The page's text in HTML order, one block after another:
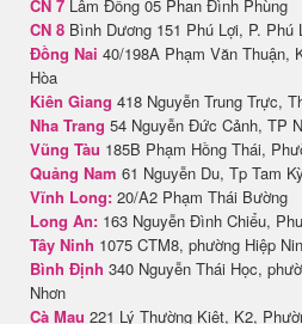
CN 7 Lâm Đồng 05 Phan Đình Phùng
CN 8 Bình Dương 151 Phú Lợi, P. Phú
Đồng Nai 40/198A Phạm Văn Thuận,
Hòa
Kiên Giang 418 Nguyễn Trung Trực,
Nha Trang 54 Nguyễn Đức Cảnh, TP
Vũng Tàu 185B Phạm Hồng Thái,
Quảng Nam 61 Nguyễn Du, Tp Tam Kỳ
Vĩnh Long: 20/A2 Phạm Thái Bường
Long An: 163 Nguyễn Đình Chiểu,
Tây Ninh 1075 CTM8, phường Hiệp
Bình Định 340 Nguyễn Thái Học,
Nhơn
Cà Mau 221 Lý Thường Kiệt, K2,